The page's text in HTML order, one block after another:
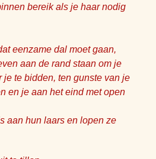
bereik als je haar nodig
eenzame dal moet gaan,
aan de rand staan om je
je te bidden, ten gunste van je
en je aan het eind met open
aan hun laars en lopen ze